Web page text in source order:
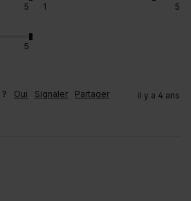
5 1
5
5
Oui Signaler Partager il y a 4 ans